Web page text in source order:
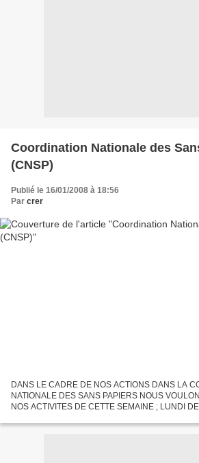
Coordination Nationale des
(CNSP)
Publié le 16/01/2008 à 18:56
Par crer
DANS LE CADRE DE NOS ACTIONS DANS LA
NATIONALE DES SANS PAPIERS NOUS
NOS ACTIVITES DE CETTE SEMAINE ; LUNDI
SANS PAPIERS ONT REPONDU A...